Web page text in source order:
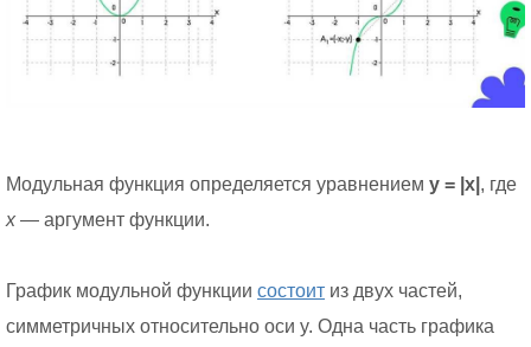
Модульная функция определяется уравнением y = |x| , где
x — аргумент функции.
График модульной функции состоит из двух частей,
симметричных относительно оси y. Одна часть графика